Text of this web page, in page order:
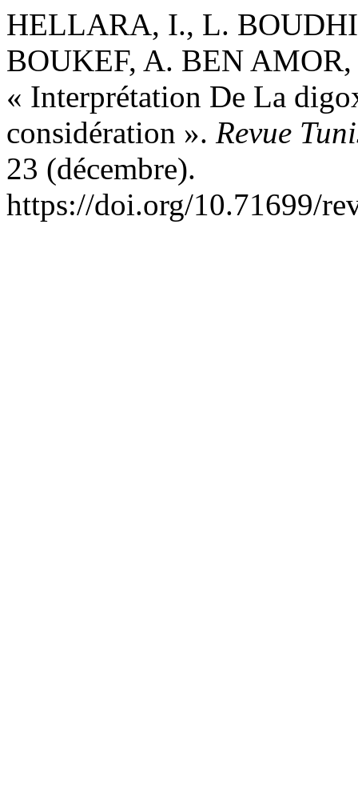
HELLARA, I., L.
BOUKEF, A. BEN
« Interprétation De La
considération ». Revue
23 (décembre).
https://doi.org/10.71699/